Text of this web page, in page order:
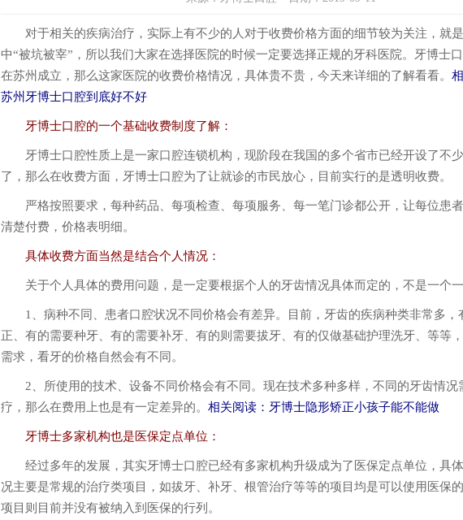
对于相关的疾病治疗，实际上有不少的人对于收费价格方面的细节较为关注，就
中“被坑被宰”，所以我们大家在选择医院的时候一定要选择正规的牙科医院。牙博士
在苏州成立，那么这家医院的收费价格情况，具体贵不贵，今天来详细的了解看看。
苏州牙博士口腔到底好不好
牙博士口腔的一个基础收费制度了解：
牙博士口腔性质上是一家口腔连锁机构，现阶段在我国的多个省市已经开设了不
了，那么在收费方面，牙博士口腔为了让就诊的市民放心，目前实行的是透明收费。
严格按照要求，每种药品、每项检查、每项服务、每一笔门诊都公开，让每位患
清楚付费，价格表明细。
具体收费方面当然是结合个人情况：
关于个人具体的费用问题，是一定要根据个人的牙齿情况具体而定的，不是一个
1、病种不同、患者口腔状况不同价格会有差异。目前，牙齿的疾病种类非常多，
正、有的需要种牙、有的需要补牙、有的则需要拔牙、有的仅做基础护理洗牙、等等
需求，看牙的价格自然会有不同。
2、所使用的技术、设备不同价格会有不同。现在技术多种多样，不同的牙齿情况
疗，那么在费用上也是有一定差异的。 相关阅读： 牙博士隐形矫正小孩子能不能做
牙博士多家机构也是医保定点单位：
经过多年的发展，其实牙博士口腔已经有多家机构升级成为了医保定点单位，具
况主要是常规的治疗类项目，如拔牙、补牙、根管治疗等等的项目均是可以使用医保
项目则目前并没有被纳入到医保的行列。